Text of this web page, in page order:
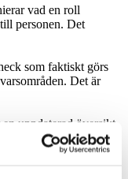
vad en roll
personen. Det
som faktiskt görs
Det är
uppdaterad översikt
ni prioritera skydd